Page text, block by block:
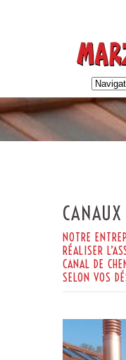
NOTRE
RÉALISER
CANAL DE
SELON VOS